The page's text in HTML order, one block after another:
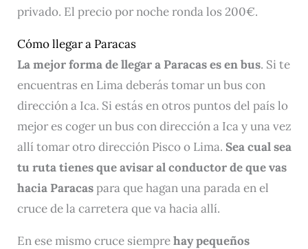
privado. El precio por noche ronda los 200€.
Cómo llegar a Paracas
La mejor forma de llegar a Paracas es en bus. Si te
encuentras en Lima deberás tomar un bus con
dirección a Ica. Si estás en otros puntos del país lo
mejor es coger un bus con dirección a Ica y una vez
allí tomar otro dirección Pisco o Lima. Sea cual sea
tu ruta tienes que avisar al conductor de que vas
hacia Paracaspara que hagan una parada en el
cruce de la carretera que va hacia allí.
En ese mismo cruce siemprehay pequeños